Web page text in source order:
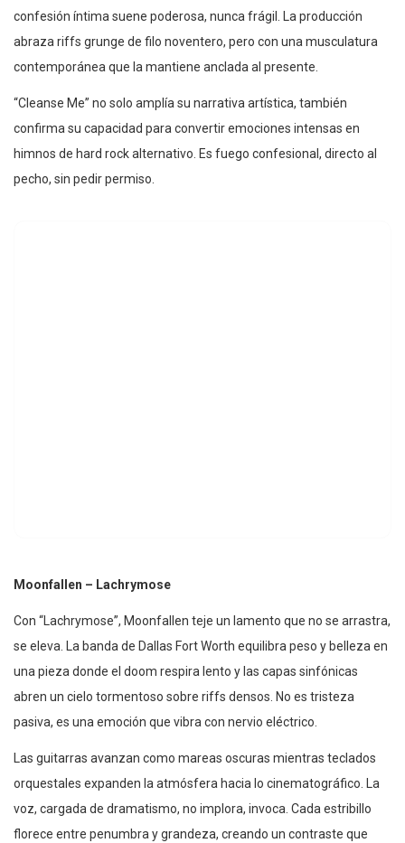
confesión íntima suene poderosa, nunca frágil. La producción
abraza riffs grunge de filo noventero, pero con una musculatura
contemporánea que la mantiene anclada al presente.
“Cleanse Me” no solo amplía su narrativa artística, también
confirma su capacidad para convertir emociones intensas en
himnos de hard rock alternativo. Es fuego confesional, directo al
pecho, sin pedir permiso.
Moonfallen – Lachrymose
Con “Lachrymose”, Moonfallen teje un lamento que no se arrastra,
se eleva. La banda de Dallas Fort Worth equilibra peso y belleza en
una pieza donde el doom respira lento y las capas sinfónicas
abren un cielo tormentoso sobre riffs densos. No es tristeza
pasiva, es una emoción que vibra con nervio eléctrico.
Las guitarras avanzan como mareas oscuras mientras teclados
orquestales expanden la atmósfera hacia lo cinematográfico. La
voz, cargada de dramatismo, no implora, invoca. Cada estribillo
florece entre penumbra y grandeza, creando un contraste que